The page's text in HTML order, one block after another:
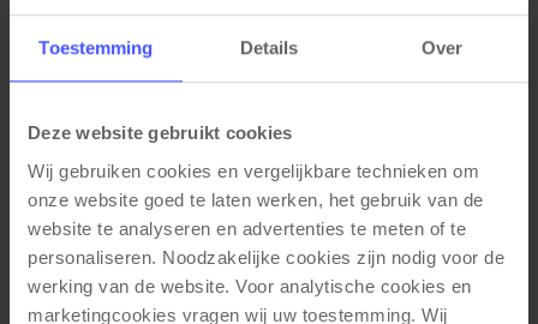
Toestemming Details Over
Deze website gebruikt cookies
Wij gebruiken cookies en vergelijkbare technieken om
onze website goed te laten werken, het gebruik van de
website te analyseren en advertenties te meten of te
personaliseren. Noodzakelijke cookies zijn nodig voor de
werking van de website. Voor analytische cookies en
marketingcookies vragen wij uw toestemming. Wij
TUV gecertificeerd
Gerelateerde producten